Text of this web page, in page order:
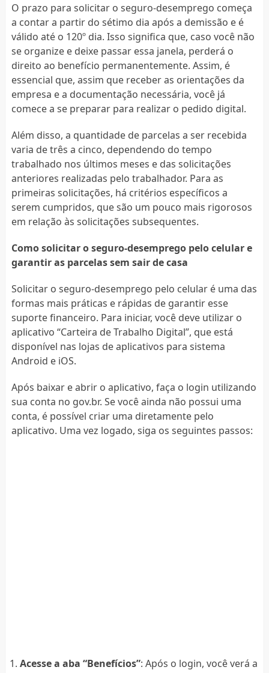
O prazo para solicitar o seguro-desemprego começa
a contar a partir do sétimo dia após a demissão e é
válido até o 120º dia. Isso significa que, caso você não
se organize e deixe passar essa janela, perderá o
direito ao benefício permanentemente. Assim, é
essencial que, assim que receber as orientações da
empresa e a documentação necessária, você já
comece a se preparar para realizar o pedido digital.
Além disso, a quantidade de parcelas a ser recebida
varia de três a cinco, dependendo do tempo
trabalhado nos últimos meses e das solicitações
anteriores realizadas pelo trabalhador. Para as
primeiras solicitações, há critérios específicos a
serem cumpridos, que são um pouco mais rigorosos
em relação às solicitações subsequentes.
Como solicitar o seguro-desemprego pelo celular e
garantir as parcelas sem sair de casa
Solicitar o seguro-desemprego pelo celular é uma das
formas mais práticas e rápidas de garantir esse
suporte financeiro. Para iniciar, você deve utilizar o
aplicativo “Carteira de Trabalho Digital”, que está
disponível nas lojas de aplicativos para sistema
Android e iOS.
Após baixar e abrir o aplicativo, faça o login utilizando
sua conta no gov.br. Se você ainda não possui uma
conta, é possível criar uma diretamente pelo
aplicativo. Uma vez logado, siga os seguintes passos:
Acesse a aba “Benefícios”: Após o login, você verá a